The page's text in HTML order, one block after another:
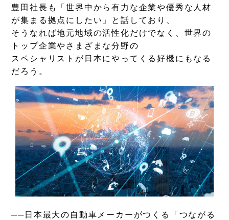
豊田社長も「世界中から有力な企業や優秀な人材
が集まる拠点にしたい」と話しており、
そうなれば地元地域の活性化だけでなく、世界の
トップ企業やさまざまな分野の
スペシャリストが日本にやってくる好機にもなる
だろう。
──日本最大の自動車メーカーがつくる「つながる